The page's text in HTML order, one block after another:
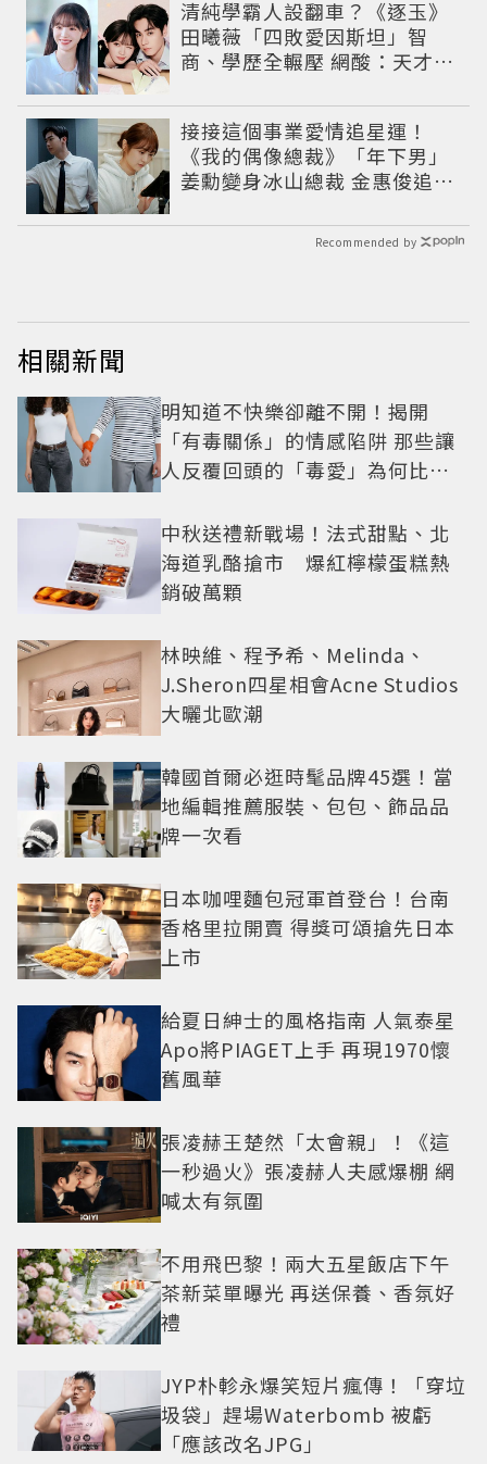
清純學霸人設翻車？《逐玉》
田曦薇「四敗愛因斯坦」智
商、學歷全輾壓 網酸：天才全
接接這個事業愛情追星運！
《我的偶像總裁》「年下男」
姜勳變身冰山總裁 金惠俊追星
Recommended by
相關新聞
明知道不快樂卻離不開！揭開
「有毒關係」的情感陷阱 那些讓
人反覆回頭的「毒愛」為何比菸
中秋送禮新戰場！法式甜點、北
海道乳酪搶市 爆紅檸檬蛋糕熱
銷破萬顆
林映維、程予希、Melinda、
J.Sheron四星相會Acne Studios
大曬北歐潮
韓國首爾必逛時髦品牌45選！當
地編輯推薦服裝、包包、飾品品
牌一次看
日本咖哩麵包冠軍首登台！台南
香格里拉開賣 得獎可頌搶先日本
上市
給夏日紳士的風格指南 人氣泰星
Apo將PIAGET上手 再現1970懷
舊風華
張凌赫王楚然「太會親」！《這
一秒過火》張凌赫人夫感爆棚 網
喊太有氛圍
不用飛巴黎！兩大五星飯店下午
茶新菜單曝光 再送保養、香氛好
禮
JYP朴軫永爆笑短片瘋傳！「穿垃
圾袋」趕場Waterbomb 被虧
「應該改名JPG」